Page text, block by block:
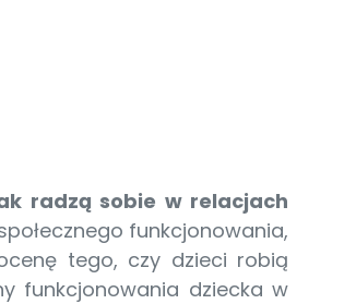
radzą sobie w relacjach
funkcjonowania,
tego, czy dzieci robią
funkcjonowania dziecka w